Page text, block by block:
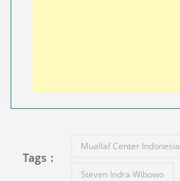
Tags :
Muallaf Center Indonesia
Steven Indra Wibowo